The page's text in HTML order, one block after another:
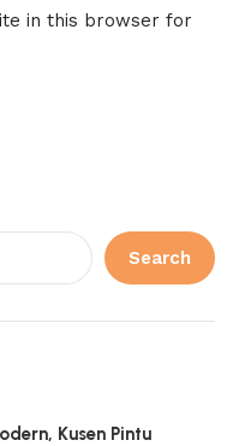
in this browser for
Search
Kusen Pintu